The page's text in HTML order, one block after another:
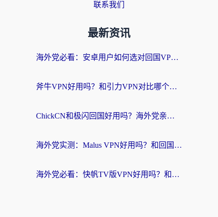
联系我们
最新资讯
海外党必看：安卓用户如何选对回国VPN？从踩坑到无缝访问的全攻略
斧牛VPN好用吗？和引力VPN对比哪个回国效果更好？海外党亲测3款加速器+避坑指南
ChickCN和极闪回国好用吗？海外党亲测3款加速器，教你选对不踩坑
海外党实测：Malus VPN好用吗？和回国VPN对比哪个回国效果更好？附真实体验与加速器推荐
海外党必看：快帆TV版VPN好用吗？和豌豆IP VPN对比哪个回国效果更好？附真实体验与选择指南